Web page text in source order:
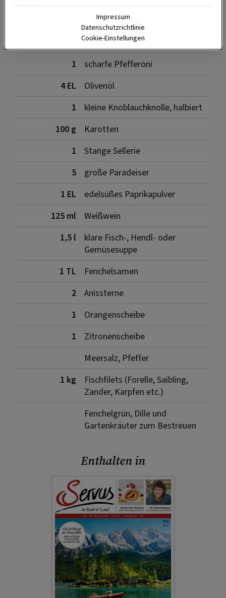
Zwiebeln
Fenchelknolle
1
scharfe Pfefferoni
4 EL
Olivenöl
1
kleine Knoblauchknolle, halbiert
100 g
Karotten
1
Stange Sellerie
5
große Paradeiser
1 EL
edelsüßes Paprikapulver
125 ml
Weißwein
1,5 l
klare Fisch-, Hendl- oder
Gemüsesuppe
1 TL
Fenchelsamen
2
Anissterne
1
Orangenscheibe
1
Zitronenscheibe
Meersalz, Pfeffer
1 kg
Fischfilets (Forelle, Saibling,
Zander, Karpfen etc.)
Fenchelgrün, Dille und
Gartenkräuter zum Bestreuen
Enthalten in
Impressum
Datenschutzrichtlinie
Cookie-Einstellungen